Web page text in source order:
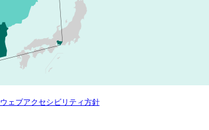
ウェブアクセシビリティ方針